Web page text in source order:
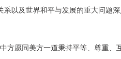
以及世界和平与发展的重大问题
方愿同美方一道秉持平等、尊重、